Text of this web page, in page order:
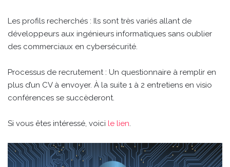
Les profils recherchés : Ils sont très variés allant de
développeurs aux ingénieurs informatiques sans oublier
des commerciaux en cybersécurité.
Processus de recrutement : Un questionnaire à remplir en
plus d’un CV à envoyer. À la suite 1 à 2 entretiens en visio
conférences se succèderont.
Si vous êtes intéressé, voici le lien.